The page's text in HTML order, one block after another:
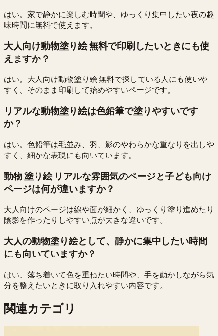
はい。家で静かに楽しむ時間や、ゆっくり集中したい夜の趣
味時間に無料で使えます。
大人向け動物塗り絵 無料で印刷したいときにも使
えますか？
はい。大人向け動物塗り絵 無料で探している人にも使いや
すく、そのまま印刷して始めやすいページです。
リアルな動物塗り絵は色鉛筆で塗りやすいです
か？
はい。色鉛筆は毛並み、羽、影のやわらかな重なりを出しや
すく、細かな表現にも向いています。
動物 塗り絵 リアルな雰囲気のページと子ども向け
ページは何が違いますか？
大人向けのページは線や面が細かく、ゆっくり塗り進めたり
陰影を作ったりしやすい点が大きな違いです。
大人の動物塗り絵として、静かに集中したい時間
にも向いていますか？
はい。落ち着いて色を重ねたい時間や、手を動かしながら気
分を整えたいときに取り入れやすい内容です。
関連カテゴリ